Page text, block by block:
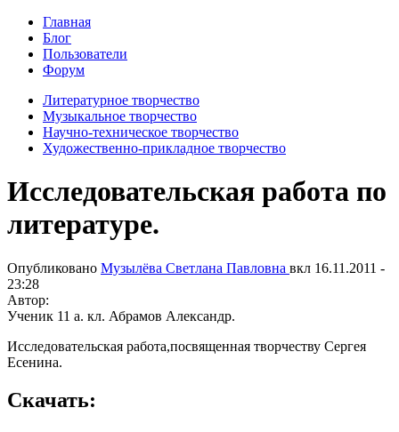
Главная
Блог
Пользователи
Форум
Литературное творчество
Музыкальное творчество
Научно-техническое творчество
Художественно-прикладное творчество
Исследовательская работа по
литературе.
Опубликовано Музылёва Светлана Павловна вкл 16.11.2011 -
23:28
Автор:
Ученик 11 а. кл. Абрамов Александр.
Исследовательская работа,посвященная творчеству Сергея
Есенина.
Скачать: